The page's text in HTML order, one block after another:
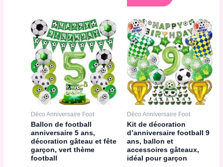
Déco Anniversaire Foot
Ballon de football
anniversaire 5 ans,
décoration gâteau et fête
garçon, vert thème
football
Déco Anniversaire Foot
Kit de décoration
d’anniversaire football 9
ans, ballon et
accessoires gâteaux,
idéal pour garçon